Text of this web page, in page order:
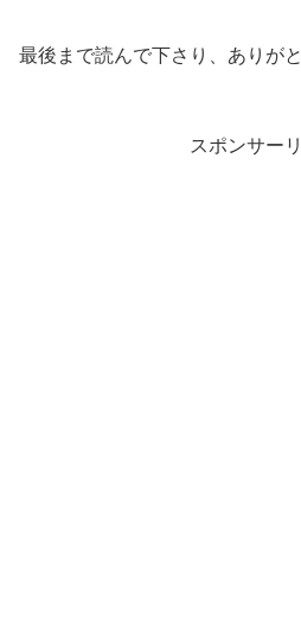
最後まで読んで下さり、ありが
スポンサー